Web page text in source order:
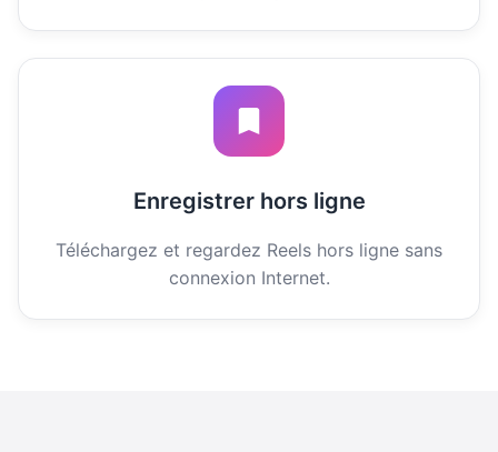
Enregistrer hors ligne
Téléchargez et regardez Reels hors ligne sans
connexion Internet.